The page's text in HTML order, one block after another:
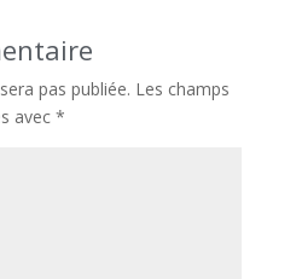
pas publiée. Les champs
avec *